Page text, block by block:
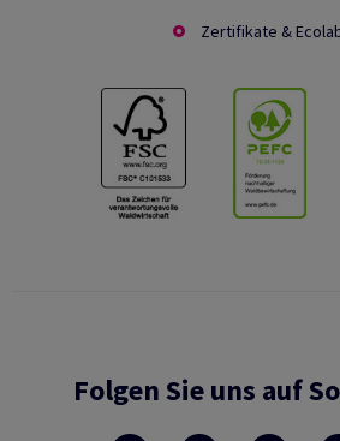
Zertifikate &
Folgen Sie uns auf